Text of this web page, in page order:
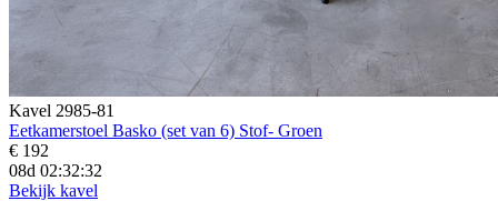
Kavel 2985-81
Eetkamerstoel Basko (set van 6) Stof- Groen
€ 192
08d 02:32:31
Bekijk kavel